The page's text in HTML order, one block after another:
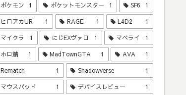
ポケモン 1 ポケットモンスター 1 SF6 1
ヒロアカUR 1 RAGE 1 L4D2 1
マイクラ 1 にじEXヴァロ 1 マベライ 1
ホロ鯖 1 MadTownGTA 1 AVA 1
Rematch 1 Shadowverse 1
マウスパッド 1 デバイスレビュー 1